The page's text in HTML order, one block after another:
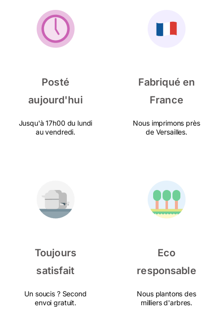
Posté
aujourd'hui
Jusqu'à 17h00 du lundi
au vendredi.
Fabriqué en
France
Nous imprimons près
de Versailles.
Toujours
satisfait
Un soucis ? Second
envoi gratuit.
Eco
responsable
Nous plantons des
milliers d'arbres.